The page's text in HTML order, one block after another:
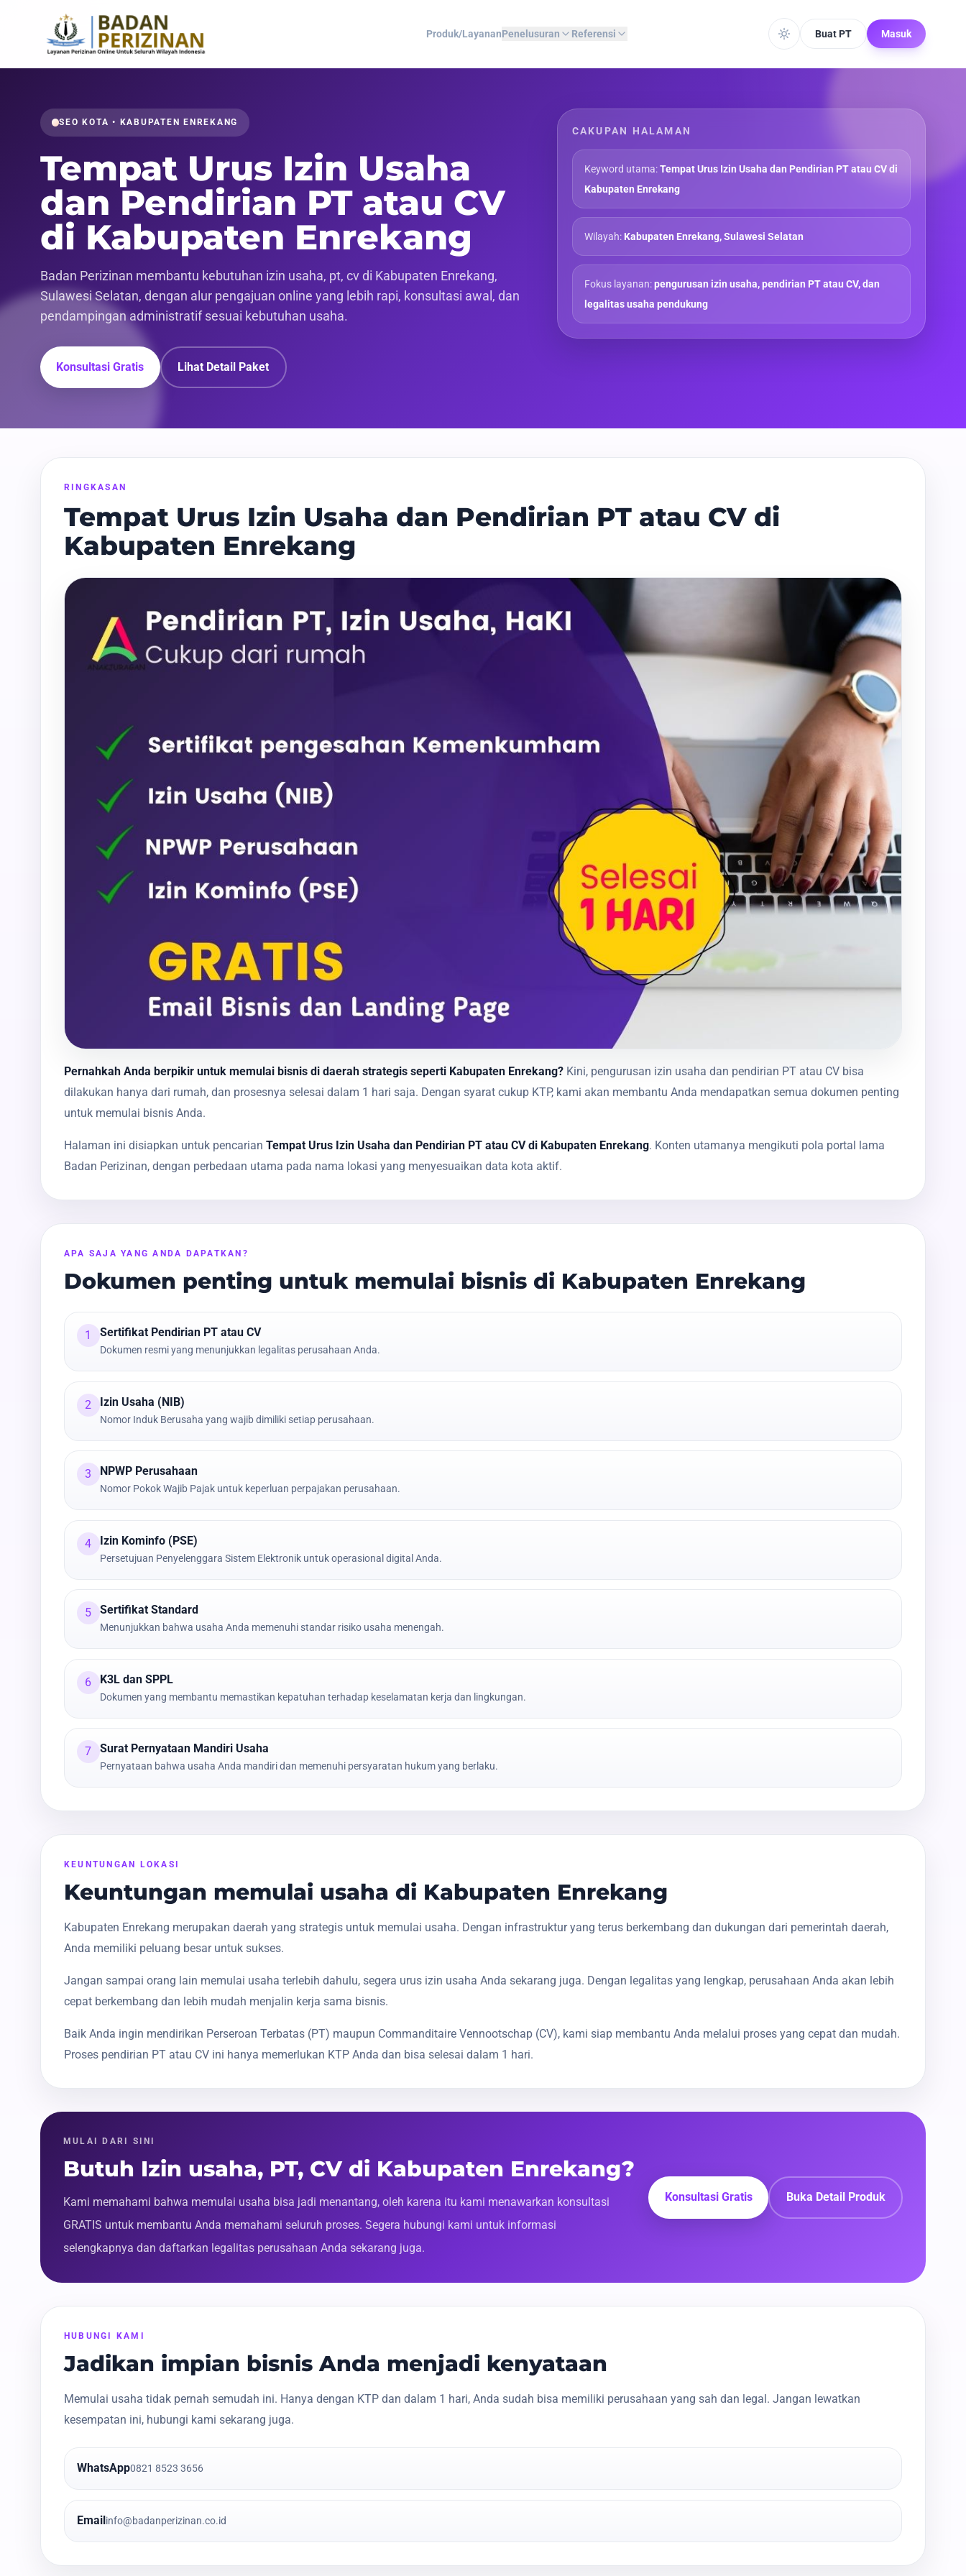
Produk/LayananPenelusuran Referensi Buat PT Masuk
SEO KOTA • KABUPATEN ENREKANG
Tempat Urus Izin Usaha
dan Pendirian PT atau CV
di Kabupaten Enrekang
Badan Perizinan membantu kebutuhan izin usaha, pt, cv di Kabupaten Enrekang,
Sulawesi Selatan, dengan alur pengajuan online yang lebih rapi, konsultasi awal, dan
pendampingan administratif sesuai kebutuhan usaha.
Konsultasi Gratis Lihat Detail Paket
CAKUPAN HALAMAN
Keyword utama:Tempat Urus Izin Usaha dan Pendirian PT atau CV di
Kabupaten Enrekang
Wilayah: Kabupaten Enrekang, Sulawesi Selatan
Fokus layanan:pengurusan izin usaha, pendirian PT atau CV, dan
legalitas usaha pendukung
RINGKASAN
Tempat Urus Izin Usaha dan Pendirian PT atau CV di
Kabupaten Enrekang
Pernahkah Anda berpikir untuk memulai bisnis di daerah strategis seperti Kabupaten Enrekang? Kini, pengurusan izin usaha dan pendirian PT atau CV bisa
dilakukan hanya dari rumah, dan prosesnya selesai dalam 1 hari saja. Dengan syarat cukup KTP, kami akan membantu Anda mendapatkan semua dokumen penting
untuk memulai bisnis Anda.
Halaman ini disiapkan untuk pencarian Tempat Urus Izin Usaha dan Pendirian PT atau CV di Kabupaten Enrekang. Konten utamanya mengikuti pola portal lama
Badan Perizinan, dengan perbedaan utama pada nama lokasi yang menyesuaikan data kota aktif.
APA SAJA YANG ANDA DAPATKAN?
Dokumen penting untuk memulai bisnis di Kabupaten Enrekang
1 Sertifikat Pendirian PT atau CV
Dokumen resmi yang menunjukkan legalitas perusahaan Anda.
2 Izin Usaha (NIB)
Nomor Induk Berusaha yang wajib dimiliki setiap perusahaan.
3 NPWP Perusahaan
Nomor Pokok Wajib Pajak untuk keperluan perpajakan perusahaan.
4 Izin Kominfo (PSE)
Persetujuan Penyelenggara Sistem Elektronik untuk operasional digital Anda.
5 Sertifikat Standard
Menunjukkan bahwa usaha Anda memenuhi standar risiko usaha menengah.
6 K3L dan SPPL
Dokumen yang membantu memastikan kepatuhan terhadap keselamatan kerja dan lingkungan.
7 Surat Pernyataan Mandiri Usaha
Pernyataan bahwa usaha Anda mandiri dan memenuhi persyaratan hukum yang berlaku.
KEUNTUNGAN LOKASI
Keuntungan memulai usaha di Kabupaten Enrekang
Kabupaten Enrekang merupakan daerah yang strategis untuk memulai usaha. Dengan infrastruktur yang terus berkembang dan dukungan dari pemerintah daerah,
Anda memiliki peluang besar untuk sukses.
Jangan sampai orang lain memulai usaha terlebih dahulu, segera urus izin usaha Anda sekarang juga. Dengan legalitas yang lengkap, perusahaan Anda akan lebih
cepat berkembang dan lebih mudah menjalin kerja sama bisnis.
Baik Anda ingin mendirikan Perseroan Terbatas (PT) maupun Commanditaire Vennootschap (CV), kami siap membantu Anda melalui proses yang cepat dan mudah.
Proses pendirian PT atau CV ini hanya memerlukan KTP Anda dan bisa selesai dalam 1 hari.
MULAI DARI SINI
Butuh Izin usaha, PT, CV di Kabupaten Enrekang?
Kami memahami bahwa memulai usaha bisa jadi menantang, oleh karena itu kami menawarkan konsultasi
GRATIS untuk membantu Anda memahami seluruh proses. Segera hubungi kami untuk informasi
selengkapnya dan daftarkan legalitas perusahaan Anda sekarang juga.
Konsultasi Gratis Buka Detail Produk
HUBUNGI KAMI
Jadikan impian bisnis Anda menjadi kenyataan
Memulai usaha tidak pernah semudah ini. Hanya dengan KTP dan dalam 1 hari, Anda sudah bisa memiliki perusahaan yang sah dan legal. Jangan lewatkan
kesempatan ini, hubungi kami sekarang juga.
WhatsApp0821 8523 3656
Emailinfo@badanperizinan.co.id